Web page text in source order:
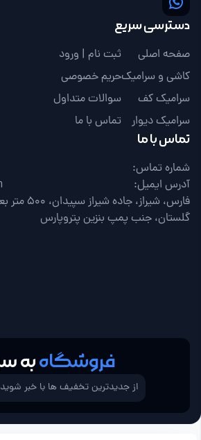
دسترسی سریع
صفحه اصلی
کاشی و سرامیک
سرامیک کف
سرامیک دیوار
ثبت نام | ورود
حریم خصوصی
سوالات متداول
تماس با ما
تماس با ما
شماره تماس:
آدرس ایمیل:
فارس، شیراز،
گلستان، جنب پمپ بنزین پتروپارس
فروشگاهبه